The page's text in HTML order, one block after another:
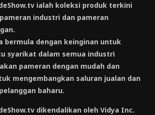
ialah koleksi produk terkini
industri dan pameran
bermula dengan keinginan untuk
syarikat dalam semua industri
pameran dengan mudah dan
mengembangkan saluran jualan dan
baharu.
dikendalikan oleh Vidya Inc.